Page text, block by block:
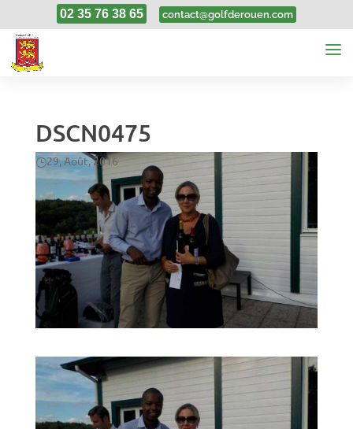
02 35 76 38 65 contact@golfderouen.com
DSCN0475
29, Août, 2016